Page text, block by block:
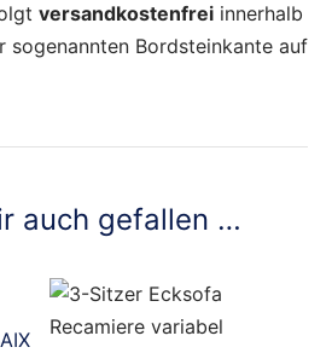
versandkostenfrei innerhalb
sogenannten Bordsteinkante auf
auch gefallen …